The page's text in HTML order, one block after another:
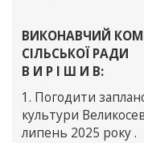
ВИКОНАВЧИЙ
СІЛЬСЬКОЇ РАДИ
В И Р І Ш И В:
1. Погодити
культури
липень 2025 року .